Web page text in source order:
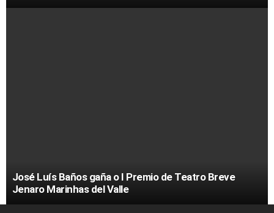
José Luís Baños gaña o I Premio de Teatro Breve
Jenaro Marinhas del Valle